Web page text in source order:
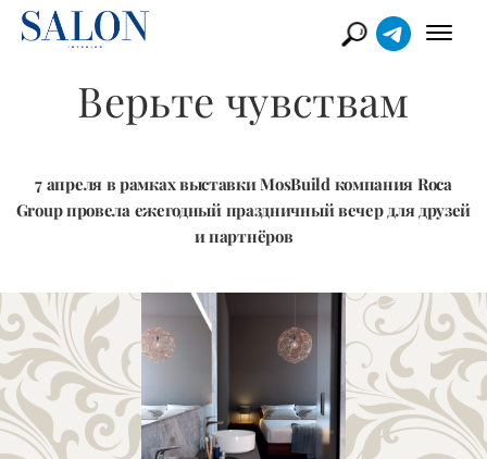
Верьте чувствам
7 апреля в рамках выставки MosBuild компания Roca
Group провела ежегодный праздничный вечер для друзей
и партнёров